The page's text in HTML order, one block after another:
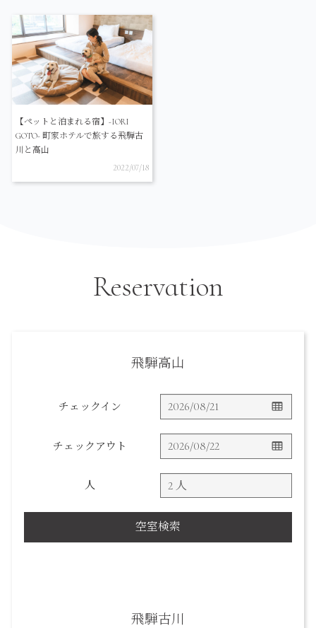
【ペットと泊まれる宿】-IORI
GOTO- 町家ホテルで旅する飛騨古
川と高山
2022/07/18
Reservation
飛騨高山
チェックイン
チェックアウト
人
空室検索
飛騨古川